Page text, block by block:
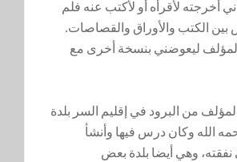
أخرجته لأقرأه أو لأكتب عنه فلم
بين الكتب والأوراق والقصاصات.
ليعوضني بنسخة أخرى مع
من البرود في إقليم السر بلدة
الله وكان درس فيها وأنشأ
وهي أيضا بلدة بعض